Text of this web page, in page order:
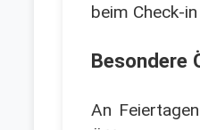
beim Check-
Besondere
An